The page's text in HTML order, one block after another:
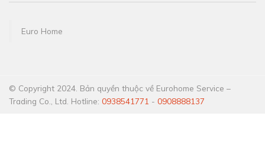
Euro Home
© Copyright 2024. Bản quyền thuộc về Eurohome Service –
Trading Co., Ltd. Hotline: 0938541771 - 0908888137